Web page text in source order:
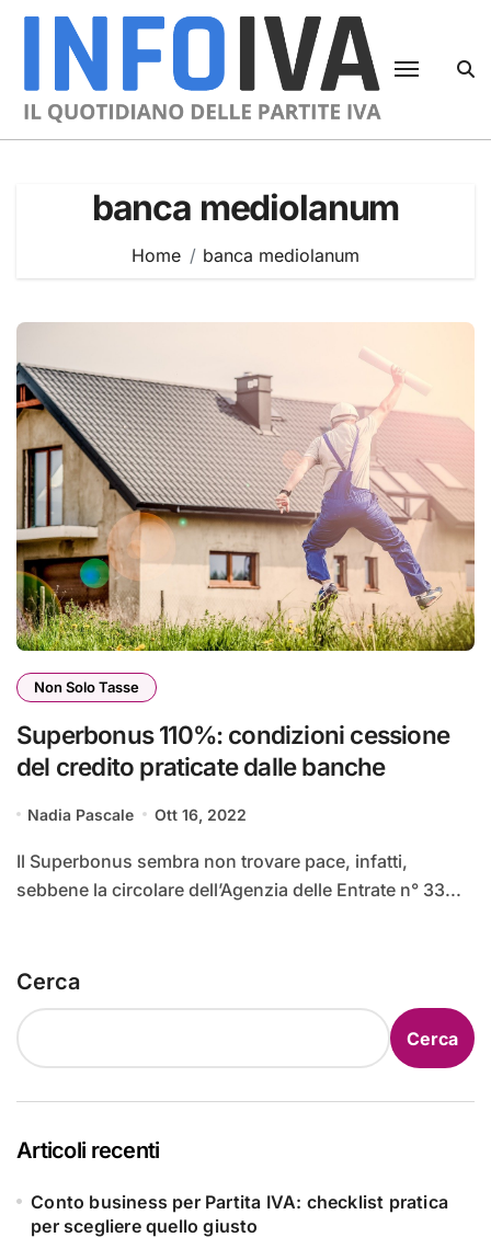
Skip
banca mediolanum
Home banca mediolanum
Non Solo Tasse
Superbonus 110%: condizioni cessione
del credito praticate dalle banche
Nadia Pascale Ott 16, 2022
Il Superbonus sembra non trovare pace, infatti,
sebbene la circolare dell’Agenzia delle Entrate n° 33...
Cerca
Cerca
Articoli recenti
Conto business per Partita IVA: checklist pratica
per scegliere quello giusto